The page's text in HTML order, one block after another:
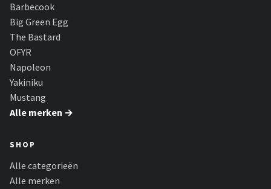
Barbecook
Big Green Egg
The Bastard
OFYR
Napoleon
Yakiniku
Mustang
Alle merken →
SHOP
Alle categorieën
Alle merken